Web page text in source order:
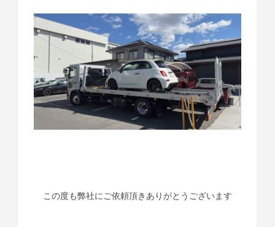
この度も弊社にご依頼頂きありがとうございます